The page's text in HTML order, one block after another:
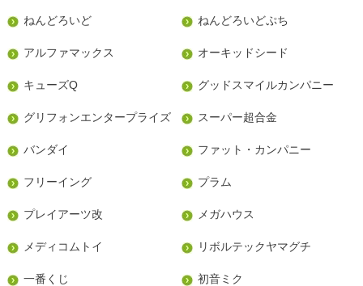
ねんどろいど ねんどろいどぷち
アルファマックス オーキッドシード
キューズQ グッドスマイルカンパニー
グリフォンエンタープライズ スーパー超合金
バンダイ ファット・カンパニー
フリーイング プラム
プレイアーツ改 メガハウス
メディコムトイ リボルテックヤマグチ
一番くじ 初音ミク